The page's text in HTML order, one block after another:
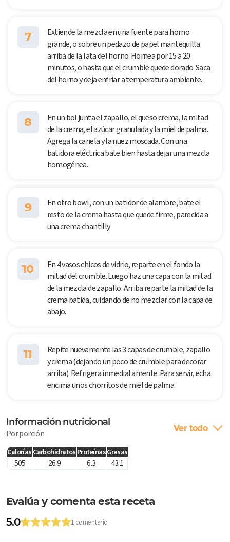
7
Extiende la mezcla en una fuente para horno
grande, o sobre un pedazo de papel mantequilla
arriba de la lata del horno. Hornea por 15 a 20
minutos, o hasta que el crumble quede dorado. Saca
del horno y deja enfriar a temperatura ambiente.
8
En un bol junta el zapallo, el queso crema, la mitad
de la crema, el azúcar granulada y la miel de palma.
Agrega la canela y la nuez moscada. Con una
batidora eléctrica bate bien hasta dejar una mezcla
homogénea.
9
En otro bowl, con un batidor de alambre, bate el
resto de la crema hasta que quede firme, parecida a
una crema chantilly.
10
En 4 vasos chicos de vidrio, reparte en el fondo la
mitad del crumble. Luego haz una capa con la mitad
de la mezcla de zapallo. Arriba reparte la mitad de la
crema batida, cuidando de no mezclar con la capa de
abajo.
11
Repite nuevamente las 3 capas de crumble, zapallo
y crema (dejando un poco de crumble para decorar
arriba). Refrigera inmediatamente. Para servir, echa
encima unos chorritos de miel de palma.
Información nutricional
Por porción Ver todo
Calorías Carbohidratos ProteínasGrasas
505 26.9 6.3 43.1
Evalúa y comenta esta receta
5.0
1 comentario